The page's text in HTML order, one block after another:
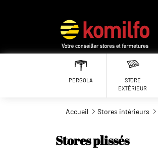
PERGOLA
STORE
EXTÉRIEUR
Accueil Stores intérieurs
Stores plissés